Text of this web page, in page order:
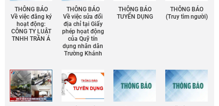
THÔNG BÁO
Về việc đăng ký
hoạt động:
CÔNG TY LUẬT
TNHH TRẦN Á
THÔNG BÁO
Về việc sửa đổi
địa chỉ tại Giấy
phép họat động
của Quỹ tín
dụng nhân dân
Trường Khánh
THÔNG BÁO
TUYỂN DỤNG
THÔNG BÁO
(Truy tìm người)